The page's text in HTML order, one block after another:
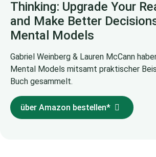
Thinking: Upgrade Your
and Make Better
Mental Models
Gabriel Weinberg & Lauren McCann
Mental Models mitsamt praktischer
Buch gesammelt.
über Amazon bestellen*